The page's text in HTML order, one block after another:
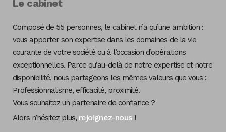
Le cabinet
Composé de 55 personnes, le cabinet n’a qu’une ambition :
vous apporter son expertise dans les domaines de la vie
courante de votre société ou à l’occasion d’opérations
exceptionnelles. Parce qu’au-delà de notre expertise et notre
disponibilité, nous partageons les mêmes valeurs que vous :
Professionnalisme, efficacité, proximité.
Vous souhaitez un partenaire de confiance ?
Alors n’hésitez plus, rejoignez-nous!